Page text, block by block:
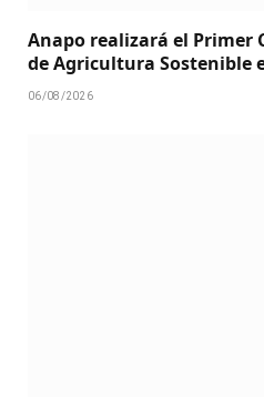
Anapo realizará el Primer
de Agricultura Sostenible
06/08/2026